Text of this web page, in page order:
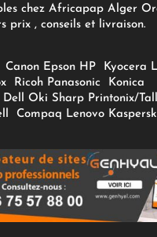
chez Africapap Alger
prix , conseils et livraison.
Canon Epson HP Kyocera
Ricoh Panasonic
Konica
Dell Oki Sharp Printonix/
Compaq Lenovo